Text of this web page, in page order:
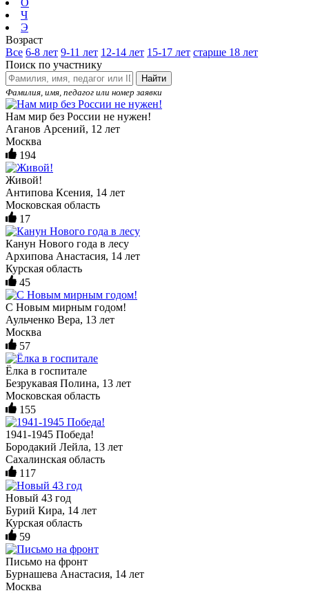
Ч
Э
Возраст
Все 6-8 лет 9-11 лет 12-14 лет 15-17 лет старше 18 лет
Поиск по участнику
Найти
Фамилия, имя, педагог или номер заявки
Нам мир без России не нужен!
Аганов Арсений, 12 лет
Москва
194
Живой!
Антипова Ксения, 14 лет
Московская область
17
Канун Нового года в лесу
Архипова Анастасия, 14 лет
Курская область
45
С Новым мирным годом!
Аульченко Вера, 13 лет
Москва
57
Ёлка в госпитале
Безрукавая Полина, 13 лет
Московская область
155
1941-1945 Победа!
Бородакий Лейла, 13 лет
Сахалинская область
117
Новый 43 год
Бурий Кира, 14 лет
Курская область
59
Письмо на фронт
Бурнашева Анастасия, 14 лет
Москва